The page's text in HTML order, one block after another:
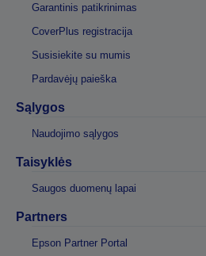
Garantinis patikrinimas
CoverPlus registracija
Susisiekite su mumis
Pardavėjų paieška
Sąlygos
Naudojimo sąlygos
Taisyklės
Saugos duomenų lapai
Partners
Epson Partner Portal